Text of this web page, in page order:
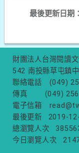
最後更新日期：
財團法人台灣閱讀
542 南投縣草屯鎮
聯絡電話
(049)
傳真
(049)
電子信箱
最後更新
2019-
總瀏覽人次
今日瀏覽人次